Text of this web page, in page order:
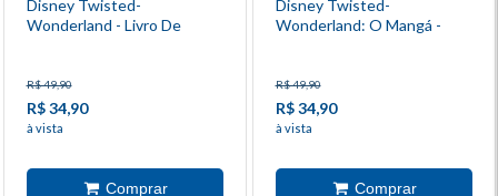
Disney Twisted-
Wonderland - Livro De
R$ 49,90
R$ 34,90
à vista
Disney Twisted-
Wonderland: O Mangá -
R$ 49,90
R$ 34,90
à vista